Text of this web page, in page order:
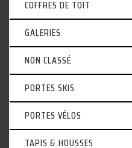
COFFRES DE TOIT
GALERIES
NON CLASSÉ
PORTES SKIS
PORTES VÉLOS
TAPIS & HOUSSES